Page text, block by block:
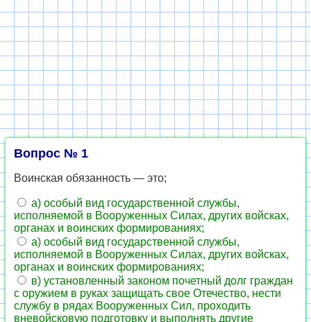
Вопрос № 1
Воинская обязанность — это;
а) особый вид государственной службы,
исполняемой в Вооруженных Силах, других войсках,
органах и воинских формированиях;
а) особый вид государственной службы,
исполняемой в Вооруженных Силах, других войсках,
органах и воинских формированиях;
в) установленный законом почетный долг граждан
с оружием в руках защищать свое Отечество, нести
службу в рядах Вооруженных Сил, проходить
вневойсковую подготовку и выполнять другие